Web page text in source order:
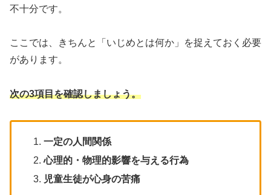
不十分です。
ここでは、きちんと「いじめとは何か」を捉えておく必要
があります。
次の3項目を確認しましょう。
一定の人間関係
心理的・物理的影響を与える行為
児童生徒が心身の苦痛